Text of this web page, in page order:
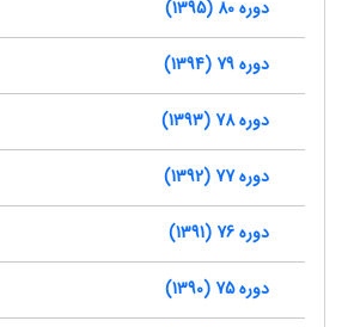
دوره 80 (1395)
دوره 79 (1394)
دوره 78 (1393)
دوره 77 (1392)
دوره 76 (1391)
دوره 75 (1390)